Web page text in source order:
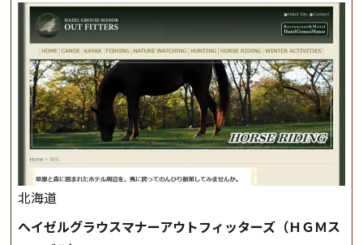
北海道
ヘイゼルグラウスマナーアウトフィッターズ（ＨＧＭス